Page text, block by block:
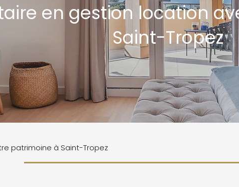
en gestion location
Saint-Tropez
patrimoine à Saint-Tropez